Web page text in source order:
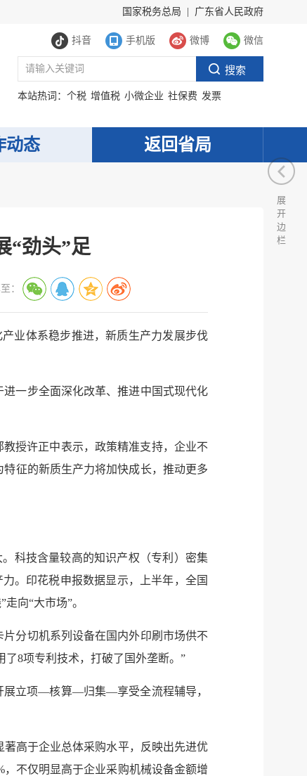
国家税务总局 广东省人民政府
抖音 手机版 微博 微信
本站热词： 个税 增值税 小微企业 社保费 发票
动态 返回省局
“劲头”足
：
业体系稳步推进，新质生产力发展步伐
一步全面深化改革、推进中国式现代化
授许正中表示，政策精准支持，企业不
征的新质生产力将加快成长，推动更多
科技含量较高的知识产权（专利）密集
。印花税申报数据显示，上半年，全国
向“大市场”。
分切机系列设备在国内外印刷市场供不
8项专利技术，打破了国外垄断。”
展立项—核算—归集—享受全流程辅导，
高于企业总体采购水平，反映出先进优
不仅明显高于企业采购机械设备金额增
展
开
边
栏